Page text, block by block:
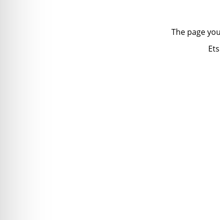
The page